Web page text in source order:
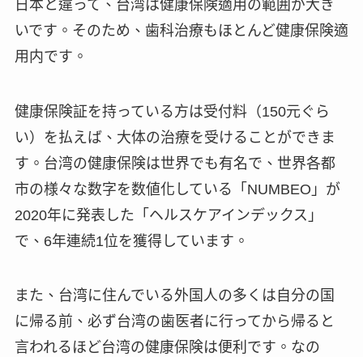
日本と違って、台湾は健康保険適用の範囲が大き
いです。そのため、歯科治療もほとんど健康保険適
用内です。
健康保険証を持っている方は受付料（150元ぐら
い）を払えば、大体の治療を受けることができま
す。台湾の健康保険は世界でも有名で、世界各都
市の様々な数字を数値化している「NUMBEO」が
2020年に発表した「ヘルスケアインデックス」
で、6年連続1位を獲得しています。
また、台湾に住んでいる外国人の多くは自分の国
に帰る前、必ず台湾の歯医者に行ってから帰ると
言われるほど台湾の健康保険は便利です。なの